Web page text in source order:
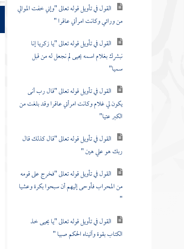
القول في تأويل قوله تعالى "وإني خفت الموالي
من ورائي وكانت امرأتي عاقرا "
القول في تأويل قوله تعالى "يا زكريا إنا
نبشرك بغلام اسمه يحيى لم نجعل له من قبل
سميا"
القول في تأويل قوله تعالى "قال رب أنى
يكون لي غلام وكانت امرأتي عاقرا وقد بلغت من
الكبر عتيا"
القول في تأويل قوله تعالى "قال كذلك قال
ربك هو علي هين "
القول في تأويل قوله تعالى "فخرج على قومه
من المحراب فأوحى إليهم أن سبحوا بكرة وعشيا
"
القول في تأويل قوله تعالى "يا يحيى خذ
الكتاب بقوة وآتيناه الحكم صبيا "